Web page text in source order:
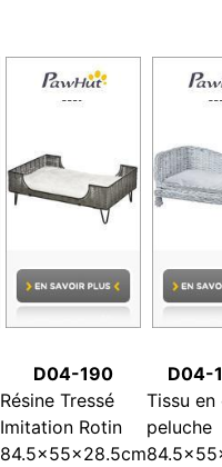
D04-190
D04-
Résine Tressé
Imitation Rotin
Tissu en
peluche
84.5x55x28.5cm